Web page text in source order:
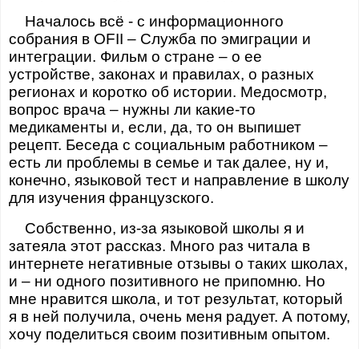
Началось всё - с информационного
собрания в OFII – Служба по эмиграции и
интеграции. Фильм о стране – о ее
устройстве, законах и правилах, о разных
регионах и коротко об истории. Медосмотр,
вопрос врача – нужны ли какие-то
медикаменты и, если, да, то он выпишет
рецепт. Беседа с социальным работником –
есть ли проблемы в семье и так далее, ну и,
конечно, языковой тест и направление в школу
для изучения французского.
Собственно, из-за языковой школы я и
затеяла этот рассказ. Много раз читала в
интернете негативные отзывы о таких школах,
и – ни одного позитивного не припомню. Но
мне нравится школа, и тот результат, который
я в ней получила, очень меня радует. А потому,
хочу поделиться своим позитивным опытом.